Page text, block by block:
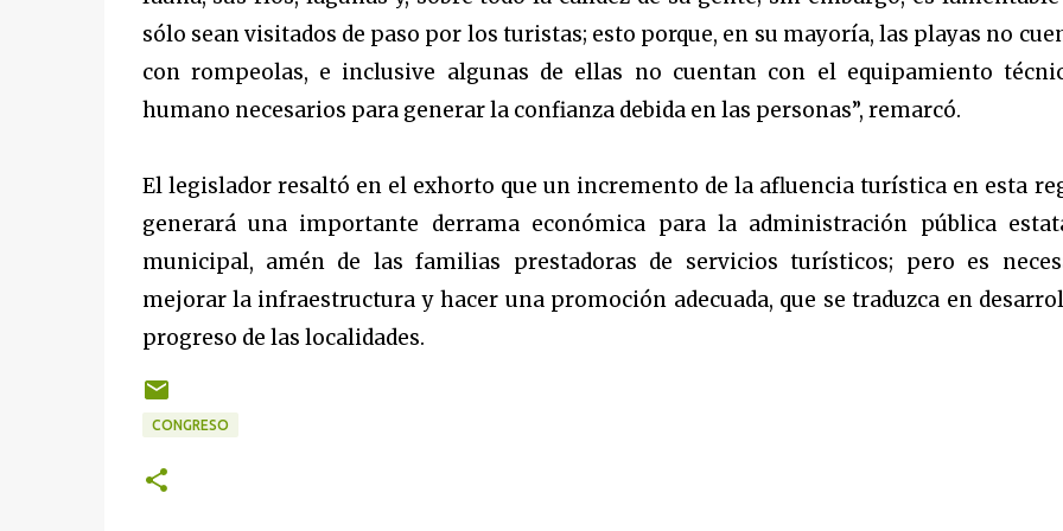
sólo sean visitados de paso por los turistas; esto porque, en su mayoría, las playas no
con rompeolas, e inclusive algunas de ellas no cuentan con el equipamiento
humano necesarios para generar la confianza debida en las personas”, remarcó.
El legislador resaltó en el exhorto que un incremento de la afluencia turística en esta
generará una importante derrama económica para la administración pública
municipal, amén de las familias prestadoras de servicios turísticos; pero es
mejorar la infraestructura y hacer una promoción adecuada, que se traduzca en
progreso de las localidades.
CONGRESO